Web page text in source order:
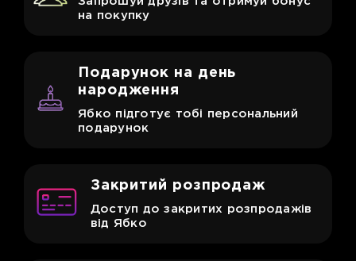
на покупку
Подарунок на день
народження
Ябко підготує тобі персональний
подарунок
Закритий розпродаж
Доступ до закритих розпродажів
від Ябко